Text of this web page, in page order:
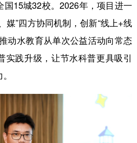
国15城32校。2026年，项目进一
媒”四方协同机制，创新“线上+线
动水教育从单次公益活动向常态
实践升级，让节水科普更具吸引